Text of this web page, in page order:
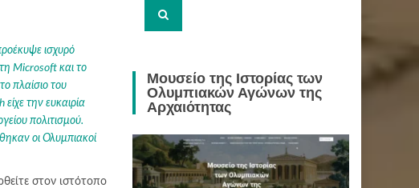
ισχυρό
Microsoft και το
πλαίσιο του
την ευκαιρία
πολιτισμού.
οι Ολυμπιακοί
στον ιστότοπο
Μουσείο της Ιστορίας των
Ολυμπιακών Αγώνων της
Αρχαιότητας